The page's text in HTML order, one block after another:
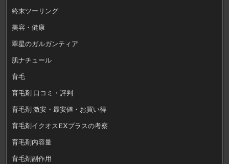
終末ツーリング
美容・健康
翠星のガルガンティア
肌ナチュール
育毛
育毛剤 口コミ・評判
育毛剤 激安・最安値・お買い得
育毛剤イクオスEXプラスの考察
育毛剤内容量
育毛剤副作用